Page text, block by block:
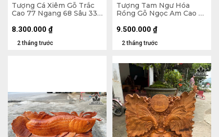
Tượng Cá Xiêm Gỗ Trắc
Cao 77 Ngang 68 Sâu 33
2 tháng trước
8.300.000 ₫
Tượng Tam Ngư Hóa
Rồng Gỗ Ngọc Am Cao Cả
(cm) - Kỷ Cao 15 (cm)
2 tháng trước
9.500.000 ₫